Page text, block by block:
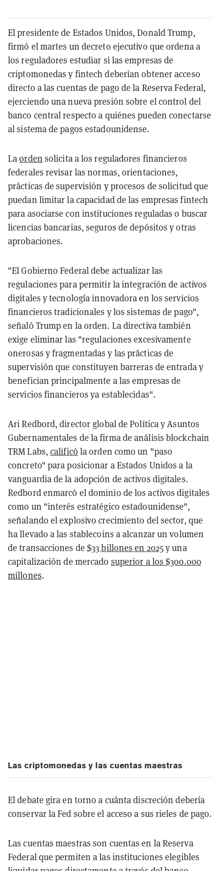
El presidente de Estados Unidos, Donald Trump,
firmó el martes un decreto ejecutivo que ordena a
los reguladores estudiar si las empresas de
criptomonedas y fintech deberían obtener acceso
directo a las cuentas de pago de la Reserva Federal,
ejerciendo una nueva presión sobre el control del
banco central respecto a quiénes pueden conectarse
al sistema de pagos estadounidense.
Laorden solicita a los reguladores financieros
federales revisar las normas, orientaciones,
prácticas de supervisión y procesos de solicitud que
puedan limitar la capacidad de las empresas fintech
para asociarse con instituciones reguladas o buscar
licencias bancarias, seguros de depósitos y otras
aprobaciones.
"El Gobierno Federal debe actualizar las
regulaciones para permitir la integración de activos
digitales y tecnología innovadora en los servicios
financieros tradicionales y los sistemas de pago",
señaló Trump en la orden. La directiva también
exige eliminar las "regulaciones excesivamente
onerosas y fragmentadas y las prácticas de
supervisión que constituyen barreras de entrada y
benefician principalmente a las empresas de
servicios financieros ya establecidas".
Ari Redbord, director global de Política y Asuntos
Gubernamentales de la firma de análisis blockchain
TRM Labs, calificó la orden como un "paso
concreto" para posicionar a Estados Unidos a la
vanguardia de la adopción de activos digitales.
Redbord enmarcó el dominio de los activos digitales
como un "interés estratégico estadounidense",
señalando el explosivo crecimiento del sector, que
ha llevado a las stablecoins a alcanzar un volumen
de transacciones de$33 billones en 2025y una
capitalización de mercado superior a los $300.000
millones.
Las criptomonedas y las cuentas maestras
El debate gira en torno a cuánta discreción debería
conservar la Fed sobre el acceso a sus rieles de pago.
Las cuentas maestras son cuentas en la Reserva
Federal que permiten a las instituciones elegibles